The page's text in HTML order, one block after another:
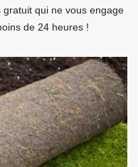
qui ne vous engage
de 24 heures !